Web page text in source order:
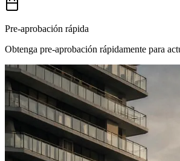
Pre-aprobación rápida
Obtenga pre-aprobación rápidamente para